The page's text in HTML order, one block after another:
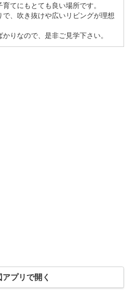
てにもとても良い場所です。
、吹き抜けや広いリビングが理想
りなので、是非ご見学下さい。
アプリで開く